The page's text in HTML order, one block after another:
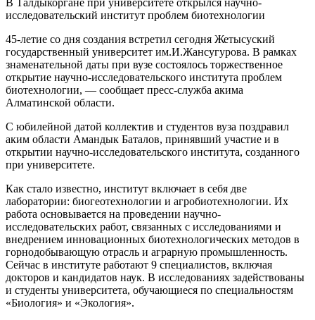
В Талдыкоргане при университете открылся научно-
исследовательский институт проблем биотехнологии
45-летие со дня создания встретил сегодня Жетысуский
государственный университет им.И.Жансугурова. В рамках
знаменательной даты при вузе состоялось торжественное
открытие научно-исследовательского института проблем
биотехнологии, — сообщает пресс-служба акима
Алматинской области.
С юбилейной датой коллектив и студентов вуза поздравил
аким области Амандык Баталов, принявший участие и в
открытии научно-исследовательского института, созданного
при университете.
Как стало известно, институт включает в себя две
лаборатории: биогеотехнологии и агробиотехнологии. Их
работа основывается на проведении научно-
исследовательских работ, связанных с исследованиями и
внедрением инновационных биотехнологических методов в
горнодобывающую отрасль и аграрную промышленность.
Сейчас в институте работают 9 специалистов, включая
докторов и кандидатов наук. В исследованиях задействованы
и студенты университета, обучающиеся по специальностям
«Биология» и «Экология».